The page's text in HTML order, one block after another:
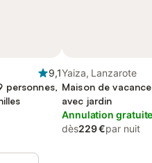
9,1
personnes,
Yaiza, Lanzarote
Maison de
avec jardin
Annulation gratuite
dès229 €par nuit